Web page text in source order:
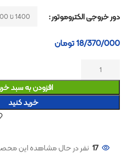
دور خروجی الکتروموتور
18/370/000تومان
افزودن به سبد
خرید کنید
17 نفر در حال مشاهده این